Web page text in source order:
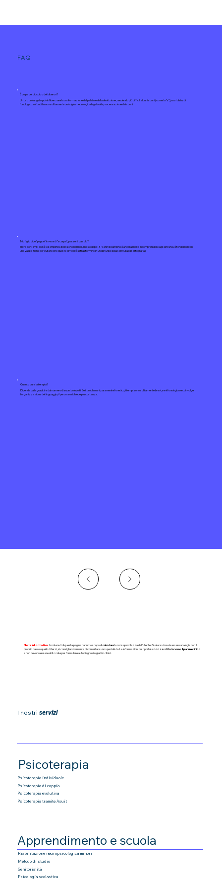
FAQ
È colpa del ciuccio o del biberon?
Un uso prolungato può influenzare la conformazione del palato e della dentizione, rendendo più difficili alcuni suoni (come la "s"), ma i disturbi
fonologici profondi hanno solitamente un'origine neurologica legata alla processazione dei suoni.
Mio figlio dice "peppe" invece di "scarpe", passerà da solo?
Entro certi limiti di età le semplificazioni sono normali, ma se dopo i 3-4 anni il bambino è ancora molto incomprensibile agli estranei, è fondamentale
una valutazione per evitare che queste difficoltà si trasformino in un disturbo della scrittura (disortografia).
Quanto dura la terapia?
Dipende dalla gravità e dal numero di suoni coinvolti. Se il problema è puramente fonetico, i tempi sono solitamente brevi; se è fonologico e coinvolge
l'organizzazione del linguaggio, il percorso richiede più costanza.
Nota informativa:I contenuti di questa pagina hanno lo scopo diorientarela consapevolezza dell'utente. Qualora si ravvisassero analogie con il
proprio caso o quello di terzi, si consiglia vivamente di consultare uno specialista. Le informazioni qui riportatenon sostituiscono il parere clinico
e non devono essere utilizzate per formulare autodiagnosi o giudizi clinici.
I nostriservizi
Psicoterapia
Psicoterapia individuale
Psicoterapia di coppia
Psicoterapia evolutiva
Psicoterapia tramite Asuit
Apprendimento e scuola
Riabilitazione neuropsicologica minori
Metodo di studio
Genitorialità
Psicologia scolastica